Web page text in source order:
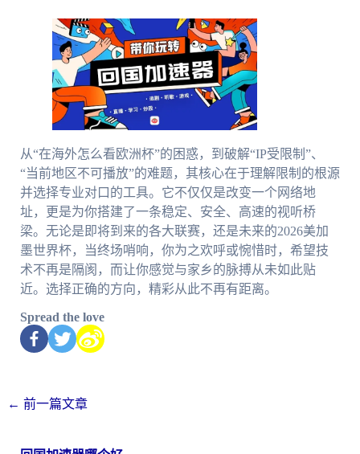
从“在海外怎么看欧洲杯”的困惑，到破解“IP受限制”、
“当前地区不可播放”的难题，其核心在于理解限制的根源
并选择专业对口的工具。它不仅仅是改变一个网络地
址，更是为你搭建了一条稳定、安全、高速的视听桥
梁。无论是即将到来的各大联赛，还是未来的2026美加
墨世界杯，当终场哨响，你为之欢呼或惋惜时，希望技
术不再是隔阂，而让你感觉与家乡的脉搏从未如此贴
近。选择正确的方向，精彩从此不再有距离。
Spread the love
← 前一篇文章